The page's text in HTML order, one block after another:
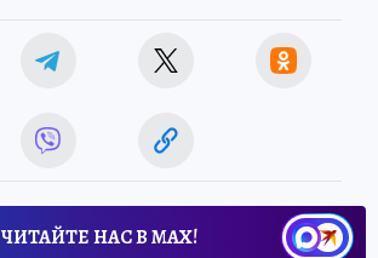
ЧИТАЙТЕ НАС В МАХ!